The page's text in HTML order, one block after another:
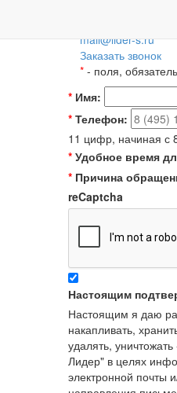
mail@lider-s.ru
Заказать звонок
* - поля,
* Имя:
* Телефон:
11 цифр, начиная с
* Удобное время
* Причина
reCaptcha
Настоящим
Настоящим я даю
накапливать,
удалять,
Лидер" в целях
электронной почты